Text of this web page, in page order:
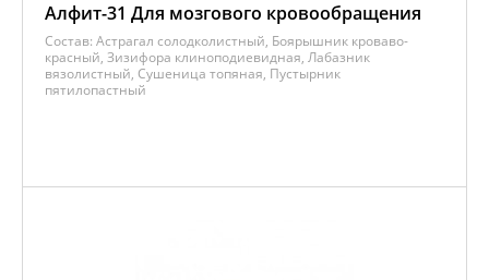
Алфит-31 Для мозгового кровообращения
Состав: Астрагал солодколистный, Боярышник кроваво-
красный, Зизифора клиноподиевидная, Лабазник
вязолистный, Сушеница топяная, Пустырник
пятилопастный